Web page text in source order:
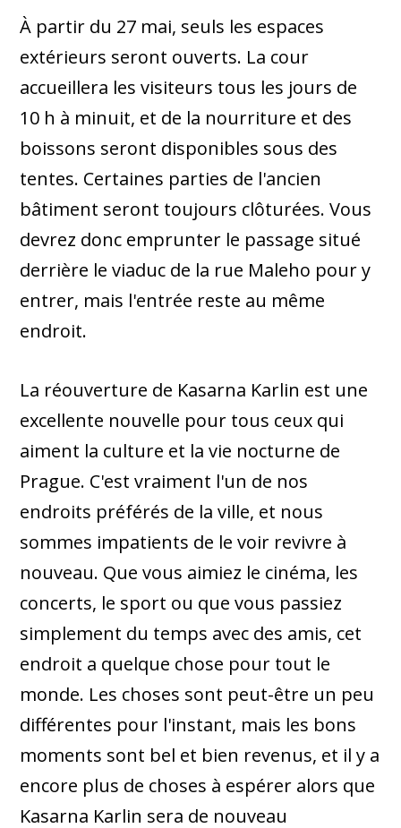
À partir du 27 mai, seuls les espaces
extérieurs seront ouverts. La cour
accueillera les visiteurs tous les jours de
10 h à minuit, et de la nourriture et des
boissons seront disponibles sous des
tentes. Certaines parties de l'ancien
bâtiment seront toujours clôturées. Vous
devrez donc emprunter le passage situé
derrière le viaduc de la rue Maleho pour y
entrer, mais l'entrée reste au même
endroit.
La réouverture de Kasarna Karlin est une
excellente nouvelle pour tous ceux qui
aiment la culture et la vie nocturne de
Prague. C'est vraiment l'un de nos
endroits préférés de la ville, et nous
sommes impatients de le voir revivre à
nouveau. Que vous aimiez le cinéma, les
concerts, le sport ou que vous passiez
simplement du temps avec des amis, cet
endroit a quelque chose pour tout le
monde. Les choses sont peut-être un peu
différentes pour l'instant, mais les bons
moments sont bel et bien revenus, et il y a
encore plus de choses à espérer alors que
Kasarna Karlin sera de nouveau